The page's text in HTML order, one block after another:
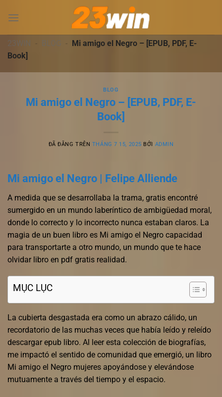
đến
dung23WIN - BLOG - Mi amigo el Negro – [EPUB, PDF, E-
Book]
BLOG
Mi amigo el Negro – [EPUB, PDF, E-
Book]
ĐÃ ĐĂNG TRÊN THÁNG 7 15, 2025 BỞI ADMIN
Mi amigo el Negro | Felipe Alliende
A medida que se desarrollaba la trama, gratis encontré
sumergido en un mundo laberíntico de ambigüedad moral,
donde lo correcto y lo incorrecto nunca estaban claros. La
magia de un buen libro es Mi amigo el Negro capacidad
para transportarte a otro mundo, un mundo que te hace
olvidar libro en pdf gratis realidad.
MỤC LỤC
La cubierta desgastada era como un abrazo cálido, un
recordatorio de las muchas veces que había leído y releído
descargar epub libro. Al leer esta colección de biografías,
me impactó el sentido de comunidad que emergió, un libro
Mi amigo el Negro mujeres apoyándose y elevándose
mutuamente a través del tiempo y el espacio.